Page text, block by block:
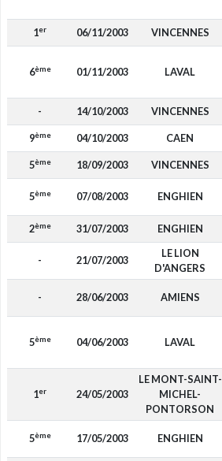
1er 06/11/2003 VINCENNES
6ème 01/11/2003 LAVAL
- 14/10/2003 VINCENNES
9ème 04/10/2003 CAEN
5ème 18/09/2003 VINCENNES
5ème 07/08/2003 ENGHIEN
2ème 31/07/2003 ENGHIEN
- 21/07/2003
LE LION
D'ANGERS
- 28/06/2003 AMIENS
5ème 04/06/2003 LAVAL
1er 24/05/2003
LE MONT-SAINT-
MICHEL-
PONTORSON
5ème 17/05/2003 ENGHIEN